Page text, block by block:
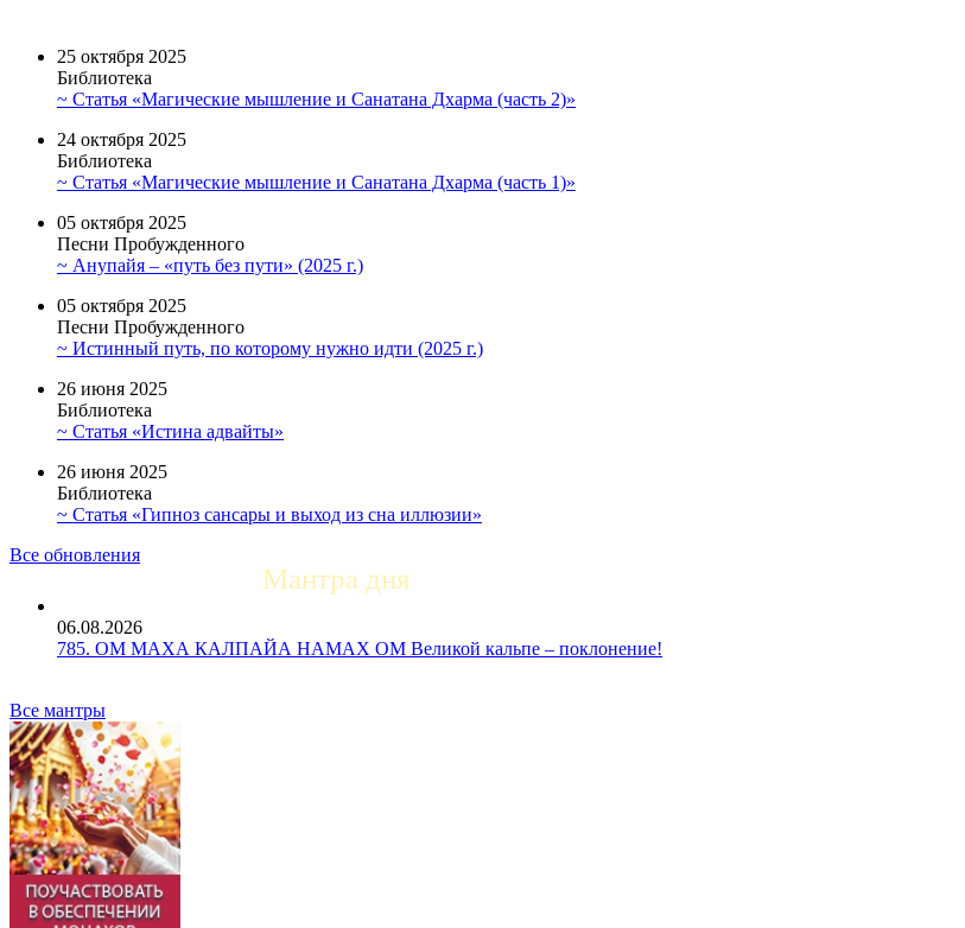
25 октября 2025
Библиотека
~ Статья «Магические мышление и Санатана Дхарма (часть 2)»
24 октября 2025
Библиотека
~ Статья «Магические мышление и Санатана Дхарма (часть 1)»
05 октября 2025
Песни Пробужденного
~ Анупайя – «путь без пути» (2025 г.)
05 октября 2025
Песни Пробужденного
~ Истинный путь, по которому нужно идти (2025 г.)
26 июня 2025
Библиотека
~ Статья «Истина адвайты»
26 июня 2025
Библиотека
~ Статья «Гипноз сансары и выход из сна иллюзии»
Все обновления
Мантра дня
06.08.2026
785. ОМ МАХА КАЛПАЙА НАМАХ ОМ Великой кальпе – поклонение!
Все мантры